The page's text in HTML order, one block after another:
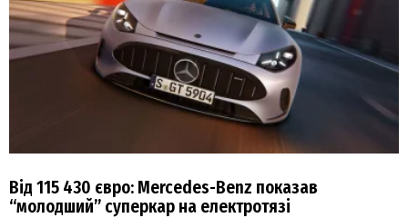
Від 115 430 євро: Mercedes-Benz показав
“молодший” суперкар на електротязі